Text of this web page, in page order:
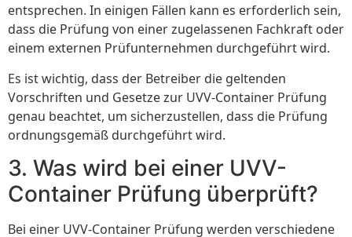
entsprechen. In einigen Fällen kann es erforderlich sein,
dass die Prüfung von einer zugelassenen Fachkraft oder
einem externen Prüfunternehmen durchgeführt wird.
Es ist wichtig, dass der Betreiber die geltenden
Vorschriften und Gesetze zur UVV-Container Prüfung
genau beachtet, um sicherzustellen, dass die Prüfung
ordnungsgemäß durchgeführt wird.
3. Was wird bei einer UVV-
Container Prüfung überprüft?
Bei einer UVV-Container Prüfung werden verschiedene